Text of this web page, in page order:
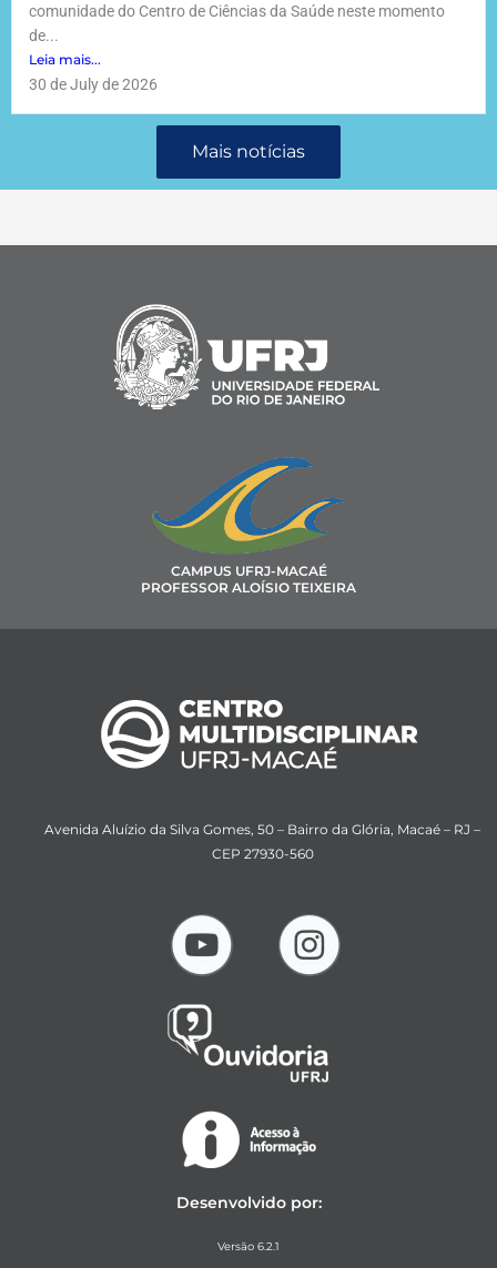
comunidade do Centro de Ciências da Saúde neste momento
de...
Leia mais...
30 de July de 2026
Mais notícias
CAMPUS UFRJ-MACAÉ
PROFESSOR ALOÍSIO TEIXEIRA
Avenida Aluízio da Silva Gomes, 50 – Bairro da Glória, Macaé – RJ –
CEP 27930-560
Desenvolvido por:
Versão 6.2.1